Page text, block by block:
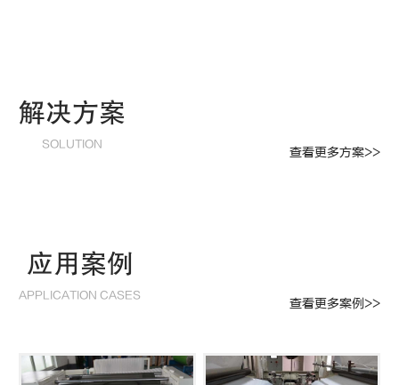
解决方案
SOLUTION
查看更多方案>>
应用案例
APPLICATION CASES
查看更多案例>>